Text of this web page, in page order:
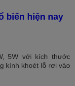
biến hiện nay
5W với kích thước
kính khoét lỗ rơi vào